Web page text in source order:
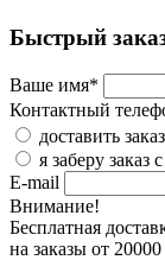
Быстрый
Ваше имя*
Контактный
доставить
я заберу заказ
E-mail
Внимание!
Бесплатная
на заказы от 20000